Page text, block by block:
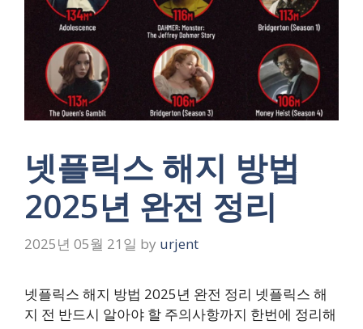
넷플릭스 해지 방법
2025년 완전 정리
2025년 05월 21일 by urjent
넷플릭스 해지 방법 2025년 완전 정리 넷플릭스 해
지 전 반드시 알아야 할 주의사항까지 한번에 정리해